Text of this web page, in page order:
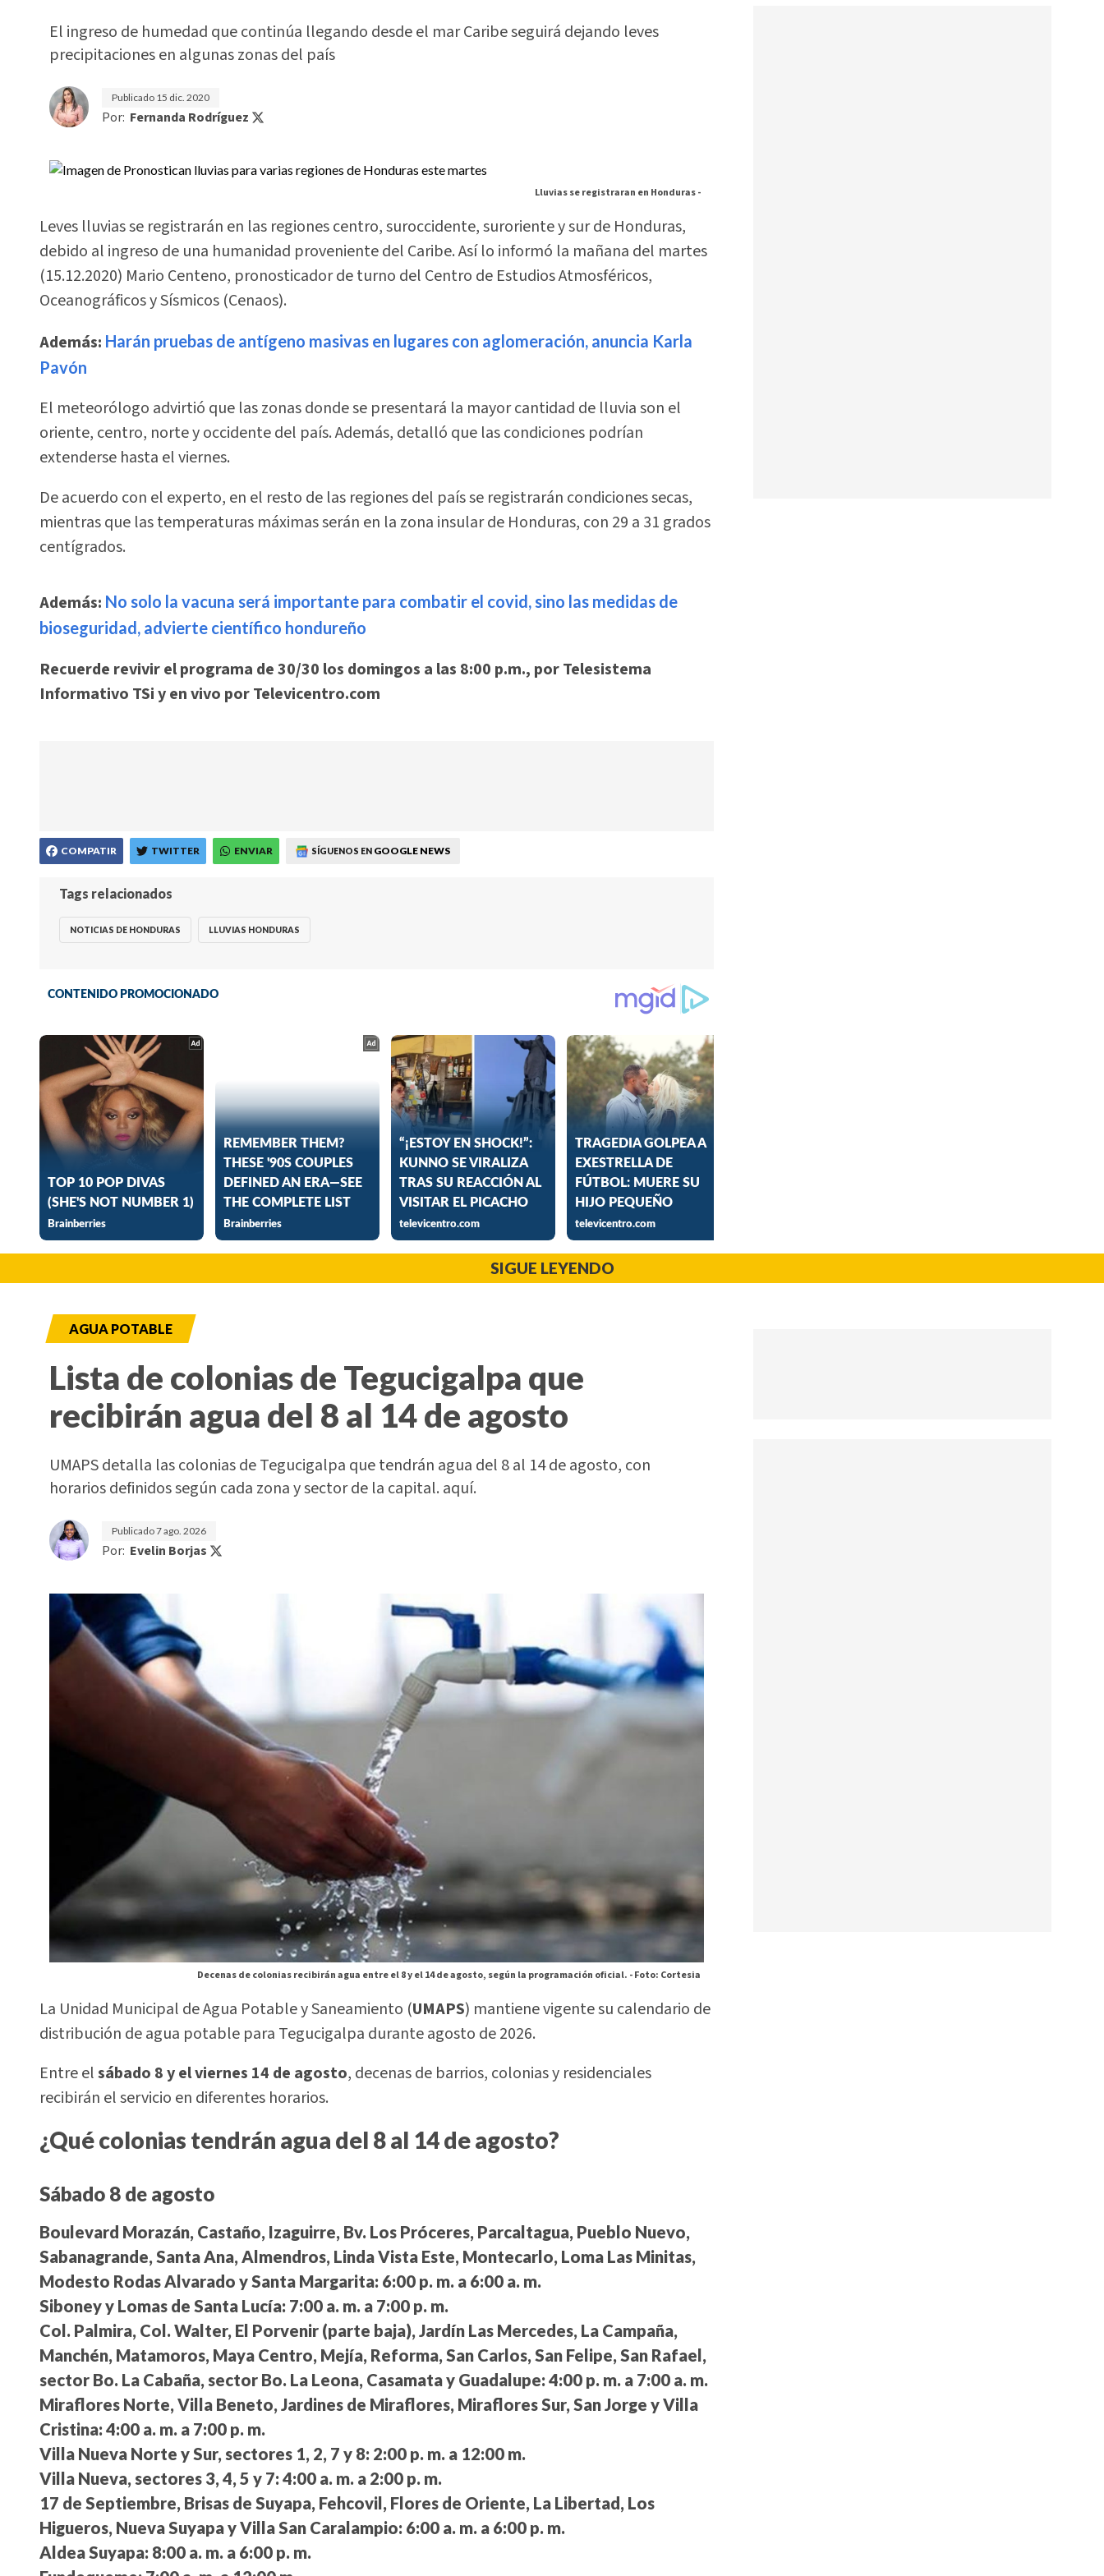
El ingreso de humedad que continúa llegando desde el mar Caribe seguirá dejando leves
precipitaciones en algunas zonas del país
Publicado 15 dic. 2020
Por: Fernanda Rodríguez
Lluvias se registraran en Honduras -
Leves lluvias se registrarán en las regiones centro, suroccidente, suroriente y sur de Honduras,
debido al ingreso de una humanidad proveniente del Caribe. Así lo informó la mañana del martes
(15.12.2020) Mario Centeno, pronosticador de turno del Centro de Estudios Atmosféricos,
Oceanográficos y Sísmicos (Cenaos).
Además: Harán pruebas de antígeno masivas en lugares con aglomeración, anuncia Karla
Pavón
El meteorólogo advirtió que las zonas donde se presentará la mayor cantidad de lluvia son el
oriente, centro, norte y occidente del país. Además, detalló que las condiciones podrían
extenderse hasta el viernes.
De acuerdo con el experto, en el resto de las regiones del país se registrarán condiciones secas,
mientras que las temperaturas máximas serán en la zona insular de Honduras, con 29 a 31 grados
centígrados.
Además: No solo la vacuna será importante para combatir el covid, sino las medidas de
bioseguridad, advierte científico hondureño
Recuerde revivir el programa de 30/30 los domingos a las 8:00 p.m., por Telesistema
Informativo TSi y en vivo por Televicentro.com
COMPATIR TWITTER ENVIAR SÍGUENOS EN GOOGLE NEWS
Tags relacionados
NOTICIAS DE HONDURAS LLUVIAS HONDURAS
SIGUE LEYENDO
AGUA POTABLE
Lista de colonias de Tegucigalpa que
recibirán agua del 8 al 14 de agosto
UMAPS detalla las colonias de Tegucigalpa que tendrán agua del 8 al 14 de agosto, con
horarios definidos según cada zona y sector de la capital. aquí.
Publicado7 ago. 2026
Por: Evelin Borjas
Decenas de colonias recibirán agua entre el 8 y el 14 de agosto, según la programación oficial. -Foto: Cortesia
La Unidad Municipal de Agua Potable y Saneamiento (UMAPS) mantiene vigente su calendario de
distribución de agua potable para Tegucigalpa durante agosto de 2026.
Entre elsábado 8 y el viernes 14 de agosto, decenas de barrios, colonias y residenciales
recibirán el servicio en diferentes horarios.
¿Qué colonias tendrán agua del 8 al 14 de agosto?
Sábado 8 de agosto
Boulevard Morazán, Castaño, Izaguirre, Bv. Los Próceres, Parcaltagua, Pueblo Nuevo,
Sabanagrande, Santa Ana, Almendros, Linda Vista Este, Montecarlo, Loma Las Minitas,
Modesto Rodas Alvarado y Santa Margarita: 6:00 p. m. a 6:00 a. m.
Siboney y Lomas de Santa Lucía: 7:00 a. m. a 7:00 p. m.
Col. Palmira, Col. Walter, El Porvenir (parte baja), Jardín Las Mercedes, La Campaña,
Manchén, Matamoros, Maya Centro, Mejía, Reforma, San Carlos, San Felipe, San Rafael,
sector Bo. La Cabaña, sector Bo. La Leona, Casamata y Guadalupe: 4:00 p. m. a 7:00 a. m.
Miraflores Norte, Villa Beneto, Jardines de Miraflores, Miraflores Sur, San Jorge y Villa
Cristina: 4:00 a. m. a 7:00 p. m.
Villa Nueva Norte y Sur, sectores 1, 2, 7 y 8: 2:00 p. m. a 12:00 m.
Villa Nueva, sectores 3, 4, 5 y 7: 4:00 a. m. a 2:00 p. m.
17 de Septiembre, Brisas de Suyapa, Fehcovil, Flores de Oriente, La Libertad, Los
Higueros, Nueva Suyapa y Villa San Caralampio: 6:00 a. m. a 6:00 p. m.
Aldea Suyapa: 8:00 a. m. a 6:00 p. m.